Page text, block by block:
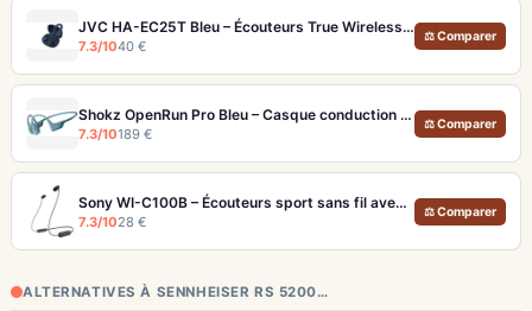
JVC HA-EC25T Bleu – Écouteurs True Wireless Sport IPX5 à petit prix
7.3/1040 €
⚖ Comparer
Shokz OpenRun Pro Bleu – Casque conduction osseuse sport premium
7.3/10189 €
⚖ Comparer
Sony WI-C100B – Écouteurs sport sans fil avec autonomie de 25 heures
7.3/1028 €
⚖ Comparer
ALTERNATIVES À SENNHEISER RS 5200…